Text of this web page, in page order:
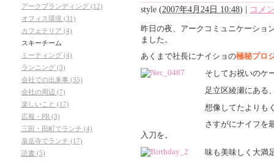
style (2007年4月24日 10:48) | コメ
昨日の夜、アークコミュニケーショ
ました。
あくまで社長にナイショの極秘プロ
そしてお祝いのケ
足立区綾瀬にある
想像してたよりも
さすがにナイフを
入刀を。
味も美味しく大満
アークブランディング (12)
オフィス環境 (31)
カフェテリア (4)
スキーチーム
ミーティング (4)
ランニング (3)
会社での出来事 (35)
会社の周辺 (7)
楽しいこと (17)
広報・PR (3)
三田・田町でランチ (4)
泉岳寺でランチ (17)
読書 (5)